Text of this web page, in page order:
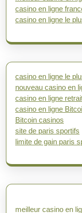
casino en ligne
casino en ligne le
casino en ligne le
nouveau casino en
casino en ligne
casino en ligne
Bitcoin casinos
site de paris sportifs
limite de gain paris
meilleur casino en